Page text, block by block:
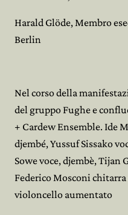
Harald Glöde, Membro
Berlin
Nel corso della
del gruppo Fughe e
+ Cardew Ensemble. Ide
djembé, Yussuf Sissako
Sowe voce, djembè, Tijan
Federico Mosconi
violoncello aumentato